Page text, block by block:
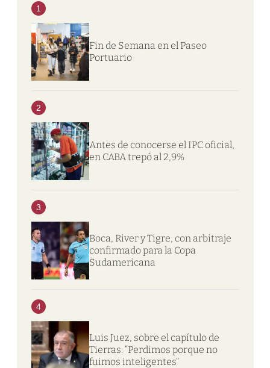
1
Fin de Semana en el Paseo
Portuario
2
Antes de conocerse el IPC oficial,
en CABA trepó al 2,9%
3
Boca, River y Tigre, con arbitraje
confirmado para la Copa
Sudamericana
4
Luis Juez, sobre el capítulo de
Tierras: “Perdimos porque no
fuimos inteligentes”